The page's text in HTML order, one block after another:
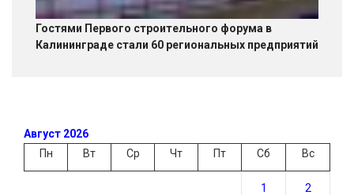
Гостями Первого строительного форума в
Калининграде стали 60 региональных предприятий
Август 2026
Пн
Вт Ср Чт Пт Сб Вс
1 2